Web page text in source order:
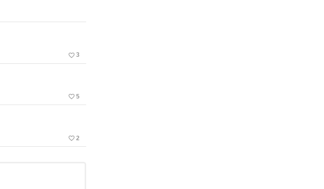
favorite_border 3
favorite_border 5
favorite_border 2